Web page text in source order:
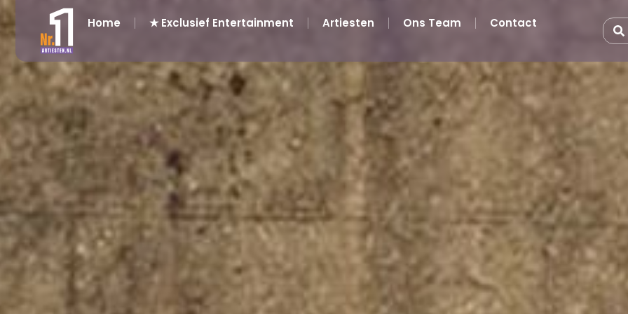
Home ★ Exclusief Entertainment Artiesten Ons Team Contact